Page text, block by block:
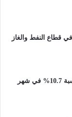
دولار في قطاع النفط والغاز
اقتصاد ولاية جورجيا ينمو بنسبة 10.7% في شهر